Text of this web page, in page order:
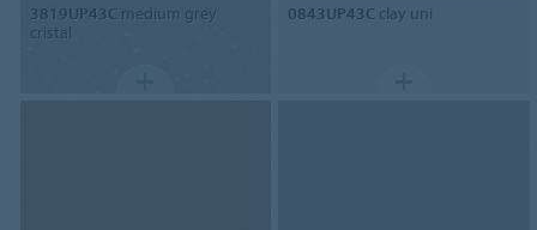
3819UP43C medium grey
cristal
0843UP43C clay uni